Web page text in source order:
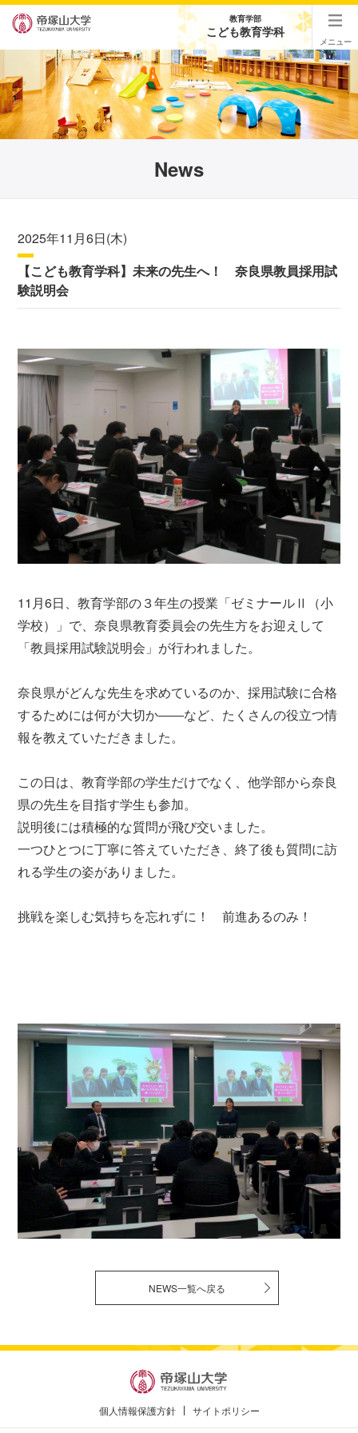
教育学部
こども教育学科
メニュー
News
2025年11月6日(木)
【こども教育学科】未来の先生へ！ 奈良県教員採用試
験説明会
11月6日、教育学部の３年生の授業「ゼミナールⅡ（小
学校）」で、奈良県教育委員会の先生方をお迎えして
「教員採用試験説明会」が行われました。
奈良県がどんな先生を求めているのか、採用試験に合格
するためには何が大切か――など、たくさんの役立つ情
報を教えていただきました。
この日は、教育学部の学生だけでなく、他学部から奈良
県の先生を目指す学生も参加。
説明後には積極的な質問が飛び交いました。
一つひとつに丁寧に答えていただき、終了後も質問に訪
れる学生の姿がありました。
挑戦を楽しむ気持ちを忘れずに！ 前進あるのみ！
NEWS一覧へ戻る
個人情報保護方針 サイトポリシー